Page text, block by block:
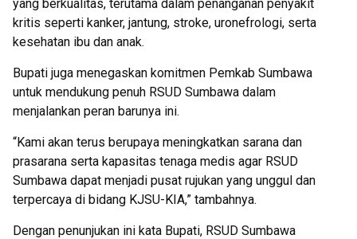
yang berkualitas, terutama dalam penanganan penyakit
kritis seperti kanker, jantung, stroke, uronefrologi, serta
kesehatan ibu dan anak.
Bupati juga menegaskan komitmen Pemkab Sumbawa
untuk mendukung penuh RSUD Sumbawa dalam
menjalankan peran barunya ini.
“Kami akan terus berupaya meningkatkan sarana dan
prasarana serta kapasitas tenaga medis agar RSUD
Sumbawa dapat menjadi pusat rujukan yang unggul dan
terpercaya di bidang KJSU-KIA,” tambahnya.
Dengan penunjukan ini kata Bupati, RSUD Sumbawa